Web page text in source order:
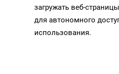
загружать веб-
для автономного
использования.